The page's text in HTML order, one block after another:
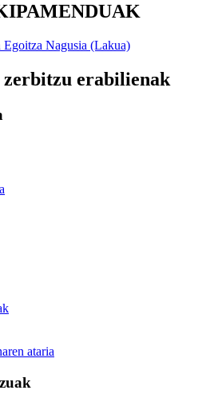
Egoitza Nagusia (Lakua)
zerbitzu erabilienak
ataria